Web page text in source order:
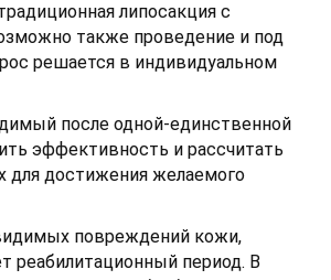
липосакция с
также проведение и под
решается в индивидуальном
после одной-единственной
эффективность и рассчитать
для достижения желаемого
повреждений кожи,
реабилитационный период. В